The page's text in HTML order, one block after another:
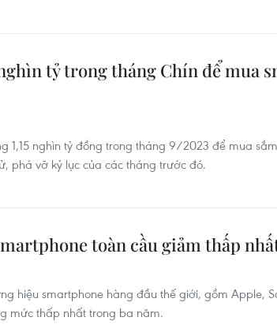
tỷ trong tháng Chín để mua
1,15 nghìn tỷ đồng trong tháng 9/2023 để mua
phá vỡ kỷ lục của các tháng trước đó.
toàn cầu giảm thấp
hiệu smartphone hàng đầu thế giới, gồm Apple,
mức thấp nhất trong ba năm.